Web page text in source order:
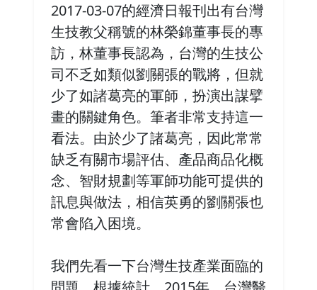
2017-03-07的經濟日報刊出有台灣
生技教父稱號的林榮錦董事長的專
訪，林董事長認為，台灣的生技公
司不乏如類似劉關張的戰將，但就
少了如諸葛亮的軍師，扮演出謀擘
畫的關鍵角色。筆者非常支持這一
看法。由於少了諸葛亮，因此常常
缺乏有關市場評估、產品商品化概
念、智財規劃等軍師功能可提供的
訊息與做法，相信英勇的劉關張也
常會陷入困境。
我們先看一下台灣生技產業面臨的